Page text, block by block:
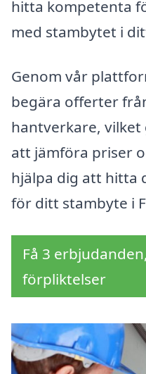
hitta kompetenta
med stambytet i
Genom vår
begära offerter
hantverkare,
att jämföra priser
hjälpa dig att hitta
för ditt stambyte i
Få 3
förpliktelser